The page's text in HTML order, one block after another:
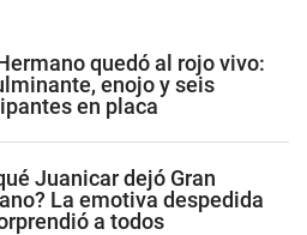
quedó al rojo vivo:
enojo y seis
en placa
Juanicar dejó Gran
La emotiva despedida
a todos